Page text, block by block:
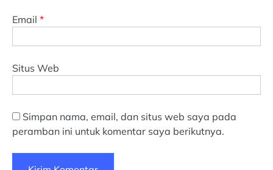
Email *
Situs Web
Simpan nama, email, dan situs web saya pada
peramban ini untuk komentar saya berikutnya.